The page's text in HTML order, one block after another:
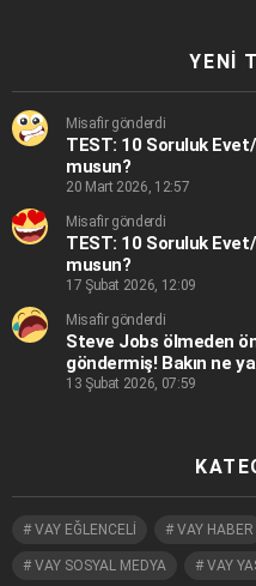
YENI
Misafir gönderdi
TEST: 10 Soruluk
musun?
20 Mart 2026, 12:57
Misafir gönderdi
TEST: 10 Soruluk
musun?
17 Şubat 2026, 12:09
Misafir gönderdi
Steve Jobs ölmeden
göndermiş! Bakın ne
13 Şubat 2026, 07:59
VAY EĞLENCELİ VAY HABER
VAY SOSYAL MEDYA VAY